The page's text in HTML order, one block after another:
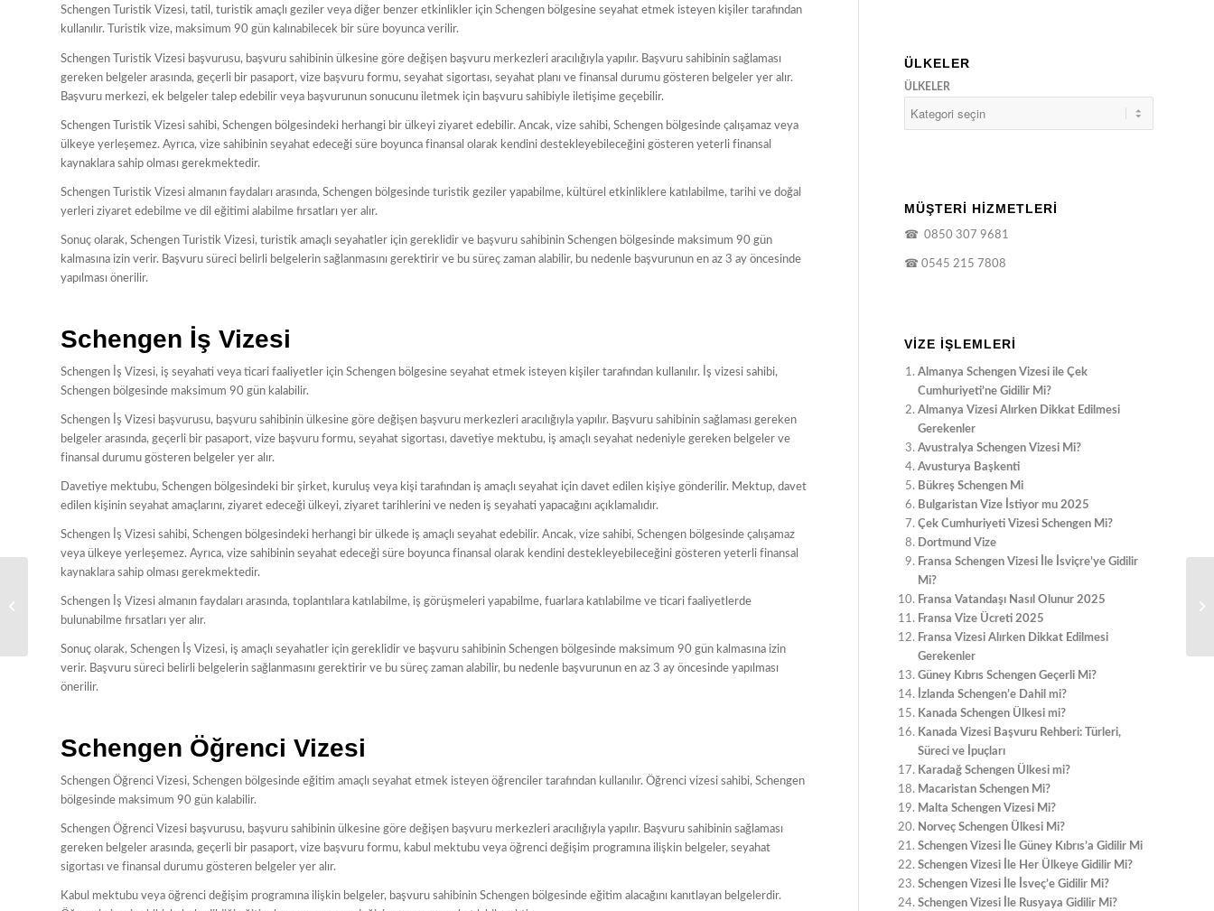
Schengen Turistik Vizesi, tatil, turistik amaçlı geziler veya diğer benzer etkinlikler için Schengen bölgesine seyahat etmek isteyen kişiler tarafından
kullanılır. Turistik vize, maksimum 90 gün kalınabilecek bir süre boyunca verilir.
Schengen Turistik Vizesi başvurusu, başvuru sahibinin ülkesine göre değişen başvuru merkezleri aracılığıyla yapılır. Başvuru sahibinin sağlaması
gereken belgeler arasında, geçerli bir pasaport, vize başvuru formu, seyahat sigortası, seyahat planı ve finansal durumu gösteren belgeler yer alır.
Başvuru merkezi, ek belgeler talep edebilir veya başvurunun sonucunu iletmek için başvuru sahibiyle iletişime geçebilir.
Schengen Turistik Vizesi sahibi, Schengen bölgesindeki herhangi bir ülkeyi ziyaret edebilir. Ancak, vize sahibi, Schengen bölgesinde çalışamaz veya
ülkeye yerleşemez. Ayrıca, vize sahibinin seyahat edeceği süre boyunca finansal olarak kendini destekleyebileceğini gösteren yeterli finansal
kaynaklara sahip olması gerekmektedir.
Schengen Turistik Vizesi almanın faydaları arasında, Schengen bölgesinde turistik geziler yapabilme, kültürel etkinliklere katılabilme, tarihi ve doğal
yerleri ziyaret edebilme ve dil eğitimi alabilme fırsatları yer alır.
Sonuç olarak, Schengen Turistik Vizesi, turistik amaçlı seyahatler için gereklidir ve başvuru sahibinin Schengen bölgesinde maksimum 90 gün
kalmasına izin verir. Başvuru süreci belirli belgelerin sağlanmasını gerektirir ve bu süreç zaman alabilir, bu nedenle başvurunun en az 3 ay öncesinde
yapılması önerilir.
Schengen İş Vizesi
Schengen İş Vizesi, iş seyahati veya ticari faaliyetler için Schengen bölgesine seyahat etmek isteyen kişiler tarafından kullanılır. İş vizesi sahibi,
Schengen bölgesinde maksimum 90 gün kalabilir.
Schengen İş Vizesi başvurusu, başvuru sahibinin ülkesine göre değişen başvuru merkezleri aracılığıyla yapılır. Başvuru sahibinin sağlaması gereken
belgeler arasında, geçerli bir pasaport, vize başvuru formu, seyahat sigortası, davetiye mektubu, iş amaçlı seyahat nedeniyle gereken belgeler ve
finansal durumu gösteren belgeler yer alır.
Davetiye mektubu, Schengen bölgesindeki bir şirket, kuruluş veya kişi tarafından iş amaçlı seyahat için davet edilen kişiye gönderilir. Mektup, davet
edilen kişinin seyahat amaçlarını, ziyaret edeceği ülkeyi, ziyaret tarihlerini ve neden iş seyahati yapacağını açıklamalıdır.
Schengen İş Vizesi sahibi, Schengen bölgesindeki herhangi bir ülkede iş amaçlı seyahat edebilir. Ancak, vize sahibi, Schengen bölgesinde çalışamaz
veya ülkeye yerleşemez. Ayrıca, vize sahibinin seyahat edeceği süre boyunca finansal olarak kendini destekleyebileceğini gösteren yeterli finansal
kaynaklara sahip olması gerekmektedir.
Schengen İş Vizesi almanın faydaları arasında, toplantılara katılabilme, iş görüşmeleri yapabilme, fuarlara katılabilme ve ticari faaliyetlerde
bulunabilme fırsatları yer alır.
Sonuç olarak, Schengen İş Vizesi, iş amaçlı seyahatler için gereklidir ve başvuru sahibinin Schengen bölgesinde maksimum 90 gün kalmasına izin
verir. Başvuru süreci belirli belgelerin sağlanmasını gerektirir ve bu süreç zaman alabilir, bu nedenle başvurunun en az 3 ay öncesinde yapılması
önerilir.
Schengen Öğrenci Vizesi
Schengen Öğrenci Vizesi, Schengen bölgesinde eğitim amaçlı seyahat etmek isteyen öğrenciler tarafından kullanılır. Öğrenci vizesi sahibi, Schengen
bölgesinde maksimum 90 gün kalabilir.
Schengen Öğrenci Vizesi başvurusu, başvuru sahibinin ülkesine göre değişen başvuru merkezleri aracılığıyla yapılır. Başvuru sahibinin sağlaması
gereken belgeler arasında, geçerli bir pasaport, vize başvuru formu, kabul mektubu veya öğrenci değişim programına ilişkin belgeler, seyahat
sigortası ve finansal durumu gösteren belgeler yer alır.
Kabul mektubu veya öğrenci değişim programına ilişkin belgeler, başvuru sahibinin Schengen bölgesinde eğitim alacağını kanıtlayan belgelerdir.
ÜLKELER
ÜLKELER
MÜŞTERİ HİZMETLERİ
☎ 0850 307 9681
☎ 0545 215 7808
VIZE İŞLEMLERI
Almanya Schengen Vizesi ile Çek
Cumhuriyeti’ne Gidilir Mi?
Almanya Vizesi Alırken Dikkat Edilmesi
Gerekenler
Avustralya Schengen Vizesi Mi?
Avusturya Başkenti
Bükreş Schengen Mi
Bulgaristan Vize İstiyor mu 2025
Çek Cumhuriyeti Vizesi Schengen Mi?
Dortmund Vize
Fransa Schengen Vizesi İle İsviçre’ye Gidilir
Mi?
Fransa Vatandaşı Nasıl Olunur 2025
Fransa Vize Ücreti 2025
Fransa Vizesi Alırken Dikkat Edilmesi
Gerekenler
Güney Kıbrıs Schengen Geçerli Mi?
İzlanda Schengen’e Dahil mi?
Kanada Schengen Ülkesi mi?
Kanada Vizesi Başvuru Rehberi: Türleri,
Süreci ve İpuçları
Karadağ Schengen Ülkesi mi?
Macaristan Schengen Mi?
Malta Schengen Vizesi Mi?
Norveç Schengen Ülkesi Mi?
Schengen Vizesi İle Güney Kıbrıs’a Gidilir Mi
Schengen Vizesi İle Her Ülkeye Gidilir Mi?
Schengen Vizesi İle İsveç’e Gidilir Mi?
Schengen Vizesi İle Rusyaya Gidilir Mi?
Dubai Vizesi İçin Bilmeniz Gerekenler